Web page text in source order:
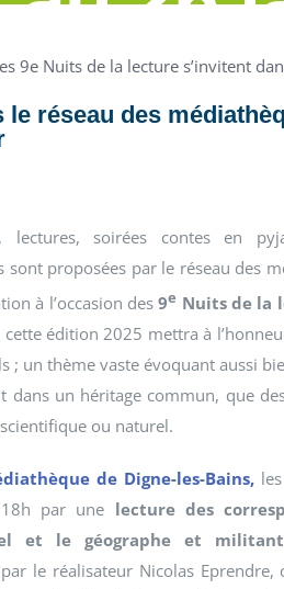
9e Nuits de la lecture s’invitent
réseau des
lectures, soirées contes en
sont proposées par le réseau des
à l’occasion des9e Nuits de la
édition 2025 mettra à
; un thème vaste évoquant aussi
dans un héritage commun, que
ou naturel.
de Digne-les-Bains,
par une lecture des
et le géographe et
le réalisateur Nicolas Eprendre,